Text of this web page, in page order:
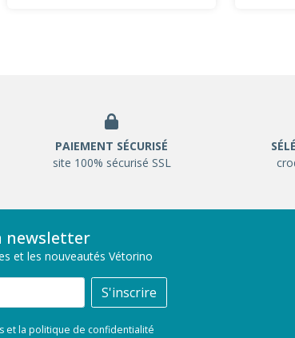
PAIEMENT SÉCURISÉ
site 100% sécurisé SSL
newsletter
et les nouveautés Vétorino
S'inscrire
et la politique de confidentialité